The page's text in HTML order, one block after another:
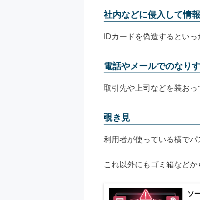
社内などに侵入して情
IDカードを偽造するとい
電話やメールでのなり
取引先や上司などを装お
覗き見
利用者が使っている横で
これ以外にもゴミ箱など
ソ